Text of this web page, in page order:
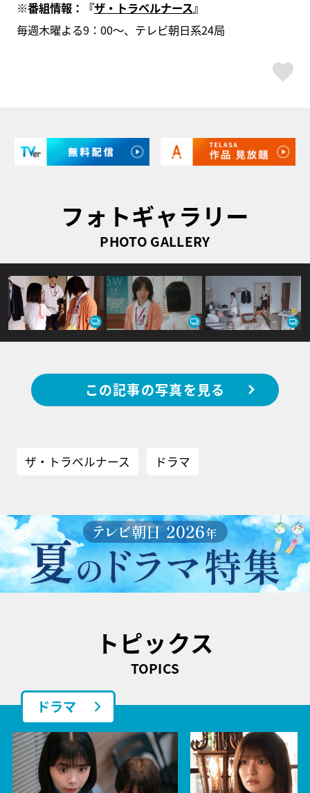
※番組情報：『ザ・トラベルナース』
毎週木曜よる9：00～、テレビ朝日系24局
フォトギャラリー
PHOTO GALLERY
この記事の写真を見る
ザ・トラベルナース ドラマ
トピックス
TOPICS
ドラマ